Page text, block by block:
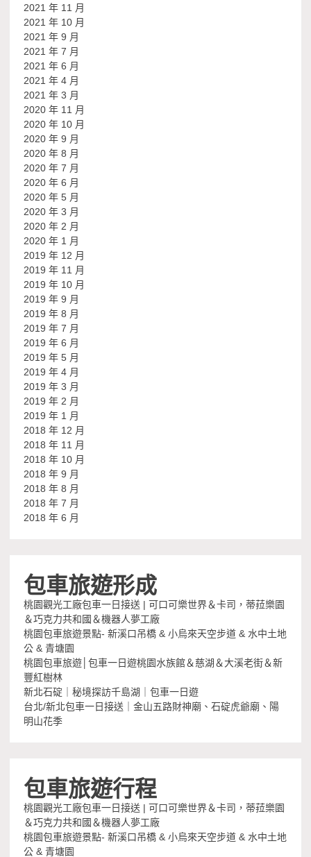
2021 年 11 月
2021 年 10 月
2021 年 9 月
2021 年 7 月
2021 年 6 月
2021 年 4 月
2021 年 3 月
2020 年 11 月
2020 年 10 月
2020 年 9 月
2020 年 8 月
2020 年 7 月
2020 年 6 月
2020 年 5 月
2020 年 3 月
2020 年 2 月
2020 年 1 月
2019 年 12 月
2019 年 11 月
2019 年 10 月
2019 年 9 月
2019 年 8 月
2019 年 7 月
2019 年 6 月
2019 年 5 月
2019 年 4 月
2019 年 3 月
2019 年 2 月
2019 年 1 月
2018 年 12 月
2018 年 11 月
2018 年 10 月
2018 年 9 月
2018 年 8 月
2018 年 7 月
2018 年 6 月
包車旅遊形成
桃園觀光工廠包車一日接送 | 可口可樂世界＆卡司，蒂菈樂園
＆巧克力共和國＆機器人夢工廠
桃園包車旅遊景點- 新溪口吊橋 & 小烏來天空步道 & 水中土地
公 & 青塘園
桃園包車旅遊│包車一日遊桃園水族館＆慈湖＆大溪老街＆新
豐紅樹林
新北石碇｜秘境探訪千島湖｜包車一日遊
台北/新北包車一日接送｜金山五路財神廟、石碇虎爺廟、陽
明山花季
包車旅遊行程
桃園觀光工廠包車一日接送 | 可口可樂世界＆卡司，蒂菈樂園
＆巧克力共和國＆機器人夢工廠
桃園包車旅遊景點- 新溪口吊橋 & 小烏來天空步道 & 水中土地
公 & 青塘園